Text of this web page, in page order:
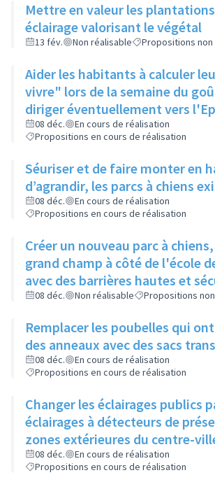
Mettre en valeur les
éclairage valorisant le végétal
13 fév. Non réalisable Propositions
Aider les habitants à calculer
vivre" lors de la semaine du
diriger éventuellement vers
besoin
08 déc.
En cours de réalisation
Propositions en cours de réalisation
Séuriser et de faire monter en
d’agrandir, les parcs à chiens
08 déc.
En cours de réalisation
Propositions en cours de réalisation
Créer un nouveau parc à
grand champ à côté de l'école
avec des barrières hautes et
pour qu'il y ait assez d'espace
08 déc. Non réalisable Propositions
Remplacer les poubelles qui
des anneaux avec des sacs
08 déc.
En cours de réalisation
Propositions en cours de réalisation
Changer les éclairages publics
éclairages à détecteurs de
zones extérieures du centre-
pas gêner certaines espèces
08 déc.
En cours de réalisation
Propositions en cours de réalisation